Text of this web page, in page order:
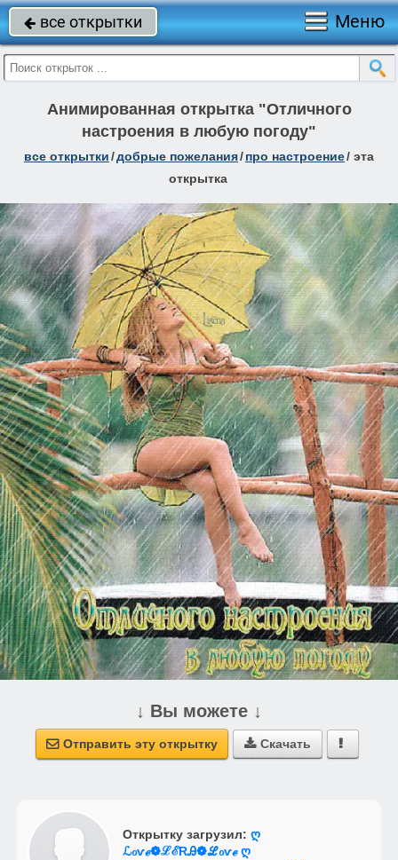
 все открытки Меню
Анимированная открытка "Отличного
настроения в любую погоду"
все открытки/добрые пожелания/про настроение/ эта
открытка
↓ Вы можете ↓
 Отправить эту открытку  Скачать 
Открытку загрузил: ღ
ℒℴѵℯ❁ℒℰRᎯ❁ℒℴѵℯ ღ